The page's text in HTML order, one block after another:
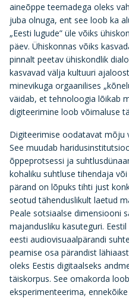
aineõppe teemadega oleks
juba olnuga, ent see loob ka
„Eesti lugude” üle võiks
päev. Ühiskonnas võiks
pinnalt peetav ühiskondlik
kasvavad välja kultuuri
minevikuga orgaanilises
väidab, et tehnoloogia lõikab
digiteerimine loob võimaluse
Digiteerimise oodatavat mõju
See muudab
õppeprotsessi ja
kohaliku suhtluse tihendaja
pärand on lõpuks tihti just
seotud tähenduslikult laetud
Peale sotsiaalse dimensiooni
majandusliku kasuteguri.
eesti audiovisuaal­pärandi
peamise osa pärandist
oleks Eestis digitaalseks
täiskorpus. See omakorda
eksperimenteerima,